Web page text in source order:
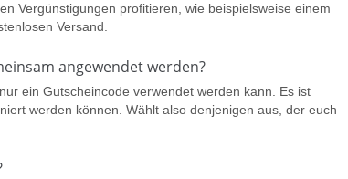
Vergünstigungen profitieren, wie beispielsweise einem
Versand.
angewendet werden?
ein Gutscheincode verwendet werden kann. Es ist
werden können. Wählt also denjenigen aus, der euch